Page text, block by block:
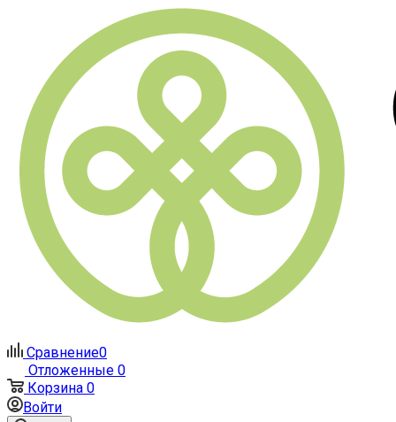
Сравнение0
Отложенные 0
Корзина 0
Войти